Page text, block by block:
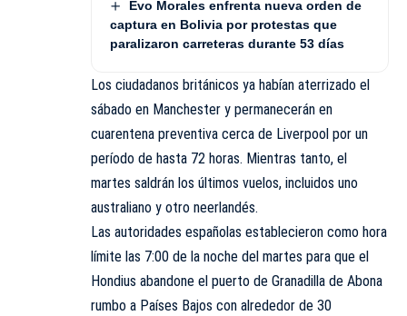
Evo Morales enfrenta nueva orden de
captura en Bolivia por protestas que
paralizaron carreteras durante 53 días
Los ciudadanos británicos ya habían aterrizado el
sábado en Manchester y permanecerán en
cuarentena preventiva cerca de Liverpool por un
período de hasta 72 horas. Mientras tanto, el
martes saldrán los últimos vuelos, incluidos uno
australiano y otro neerlandés.
Las autoridades españolas establecieron como hora
límite las 7:00 de la noche del martes para que el
Hondius abandone el puerto de Granadilla de Abona
rumbo a Países Bajos con alrededor de 30